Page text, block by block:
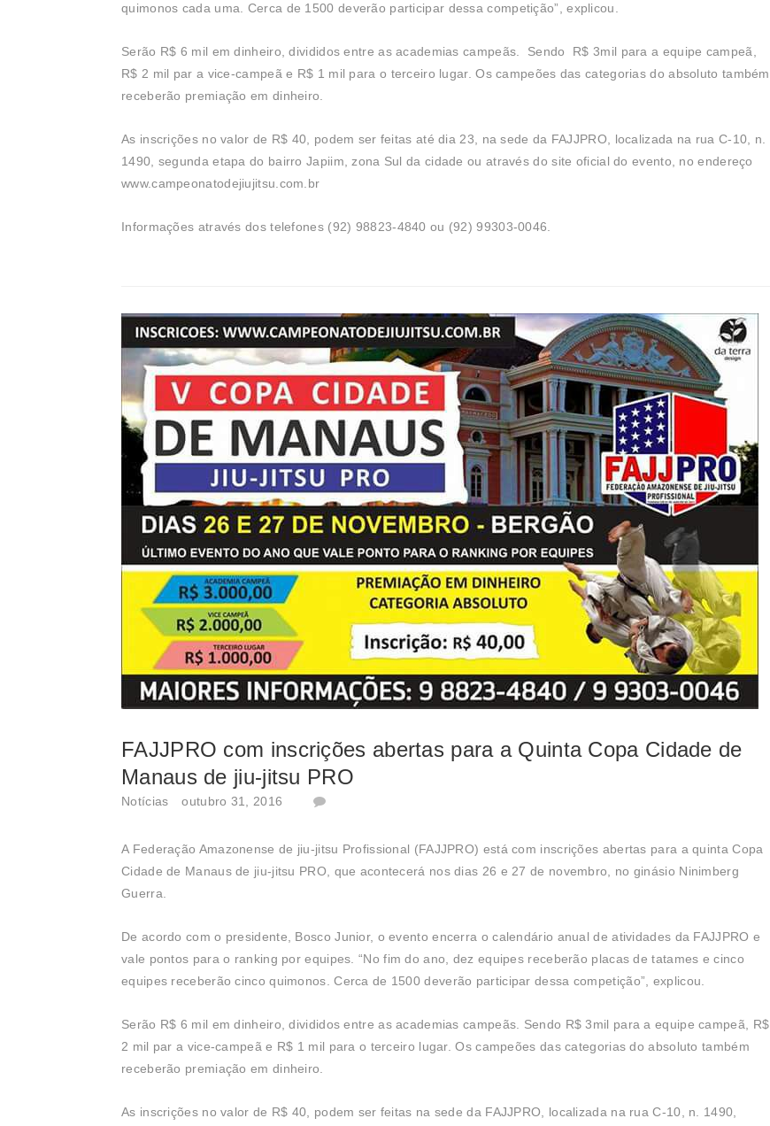
quimonos cada uma. Cerca de 1500 deverão participar dessa competição”, explicou.
Serão R$ 6 mil em dinheiro, divididos entre as academias campeãs. Sendo R$ 3mil para a equipe campeã,
R$ 2 mil par a vice-campeã e R$ 1 mil para o terceiro lugar. Os campeões das categorias do absoluto também
receberão premiação em dinheiro.
As inscrições no valor de R$ 40, podem ser feitas até dia 23, na sede da FAJJPRO, localizada na rua C-10, n.
1490, segunda etapa do bairro Japiim, zona Sul da cidade ou através do site oficial do evento, no endereço
www.campeonatodejiujitsu.com.br
Informações através dos telefones (92) 98823-4840 ou (92) 99303-0046.
FAJJPRO com inscrições abertas para a Quinta Copa Cidade de
Manaus de jiu-jitsu PRO
Notícias outubro 31, 2016
A Federação Amazonense de jiu-jitsu Profissional (FAJJPRO) está com inscrições abertas para a quinta Copa
Cidade de Manaus de jiu-jitsu PRO, que acontecerá nos dias 26 e 27 de novembro, no ginásio Ninimberg
Guerra.
De acordo com o presidente, Bosco Junior, o evento encerra o calendário anual de atividades da FAJJPRO e
vale pontos para o ranking por equipes. “No fim do ano, dez equipes receberão placas de tatames e cinco
equipes receberão cinco quimonos. Cerca de 1500 deverão participar dessa competição”, explicou.
Serão R$ 6 mil em dinheiro, divididos entre as academias campeãs. Sendo R$ 3mil para a equipe campeã, R$
2 mil par a vice-campeã e R$ 1 mil para o terceiro lugar. Os campeões das categorias do absoluto também
receberão premiação em dinheiro.
As inscrições no valor de R$ 40, podem ser feitas na sede da FAJJPRO, localizada na rua C-10, n. 1490,